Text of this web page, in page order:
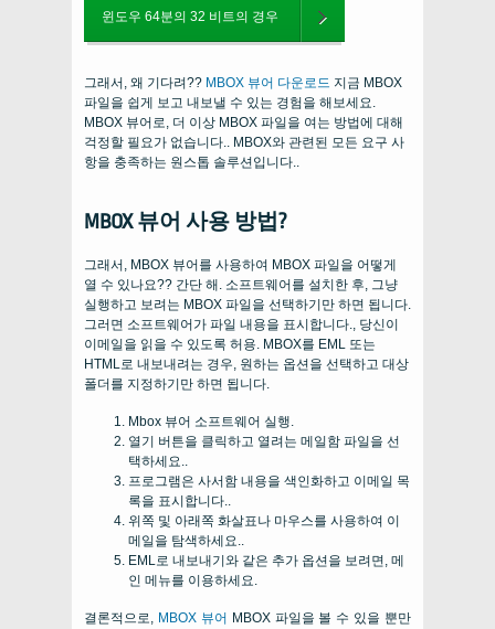
윈도우 64분의 32 비트의 경우
그래서, 왜 기다려?? MBOX 뷰어 다운로드 지금 MBOX
파일을 쉽게 보고 내보낼 수 있는 경험을 해보세요.
MBOX 뷰어로, 더 이상 MBOX 파일을 여는 방법에 대해
걱정할 필요가 없습니다.. MBOX와 관련된 모든 요구 사
항을 충족하는 원스톱 솔루션입니다..
MBOX 뷰어 사용 방법?
그래서, MBOX 뷰어를 사용하여 MBOX 파일을 어떻게
열 수 있나요?? 간단 해. 소프트웨어를 설치한 후, 그냥
실행하고 보려는 MBOX 파일을 선택하기만 하면 됩니다.
그러면 소프트웨어가 파일 내용을 표시합니다., 당신이
이메일을 읽을 수 있도록 허용. MBOX를 EML 또는
HTML로 내보내려는 경우, 원하는 옵션을 선택하고 대상
폴더를 지정하기만 하면 됩니다.
Mbox 뷰어 소프트웨어 실행.
열기 버튼을 클릭하고 열려는 메일함 파일을 선
택하세요..
프로그램은 사서함 내용을 색인화하고 이메일 목
록을 표시합니다..
위쪽 및 아래쪽 화살표나 마우스를 사용하여 이
메일을 탐색하세요..
EML로 내보내기와 같은 추가 옵션을 보려면, 메
인 메뉴를 이용하세요.
결론적으로, MBOX 뷰어 MBOX 파일을 볼 수 있을 뿐만